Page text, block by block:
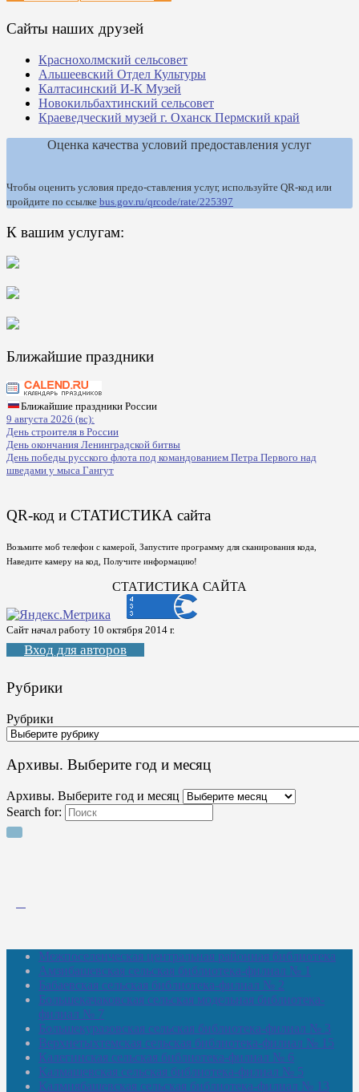
Сайты наших друзей
Краснохолмский сельсовет
Альшеевский Отдел Культуры
Калтасинский И-К Музей
Новокильбахтинский сельсовет
Краеведческий музей г. Оханск Пермский край
Оценка качества условий предоставления услуг
Чтобы оценить условия предо-ставления услуг, используйте QR-код или
пройдите по ссылке bus.gov.ru/qrcode/rate/225397
К вашим услугам:
Ближайшие праздники
Ближайшие праздники России
9 августа 2026 (вс):
День строителя в России
День окончания Ленинградской битвы
День победы русского флота под командованием Петра Первого над
шведами у мыса Гангут
QR-код и СТАТИСТИКА сайта
Возьмите моб телефон с камерой, Запустите программу для сканирования кода,
Наведите камеру на код, Получите информацию!
СТАТИСТИКА САЙТА
Сайт начал работу 10 октября 2014 г.
Вход для авторов
Рубрики
Рубрики
Архивы. Выберите год и месяц
Архивы. Выберите год и месяц
Search for:
Межпоселенческая центральная районная библиотека
Амзибашевская сельская библиотека-филиал № 1
Бабаевская сельская библиотека-филиал № 2
Большекачаковская сельская модельная библиотека-
филиал № 7
Большекуразовская сельская библиотека-филиал № 3
Верхнетыхтемская сельская библиотека-филиал № 15
Калегинская сельская библиотека-филиал № 6
Калмашевская сельская библиотека-филиал № 5
Калмиябашевская сельская библиотека-филиал № 13